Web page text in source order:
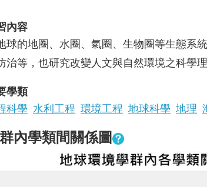
內容
球的地圈、水圈、氣圈、生物圈等生態系
治等，也研究改變人文與自然環境之科學
學類
科學 水利工程 環境工程 地球科學 地理
內學類間關係圖